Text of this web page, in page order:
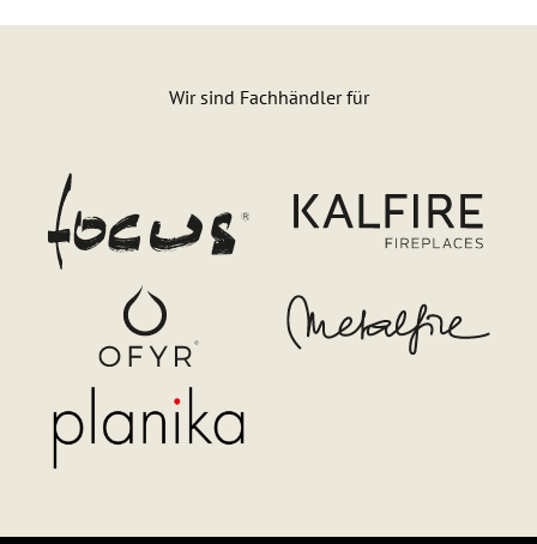
Wir sind Fachhändler für